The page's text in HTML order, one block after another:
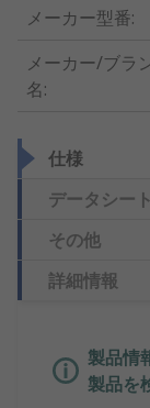
メーカー型番:
メーカー/ブラ
名:
仕様
データシート
その他
詳細情報
製品情
製品を